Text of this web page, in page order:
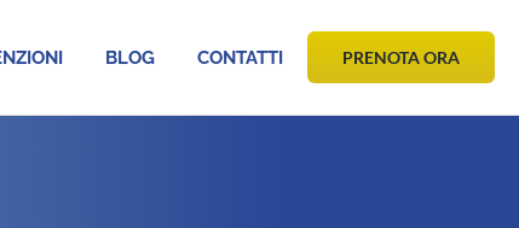
BLOG CONTATTI PRENOTA ORA